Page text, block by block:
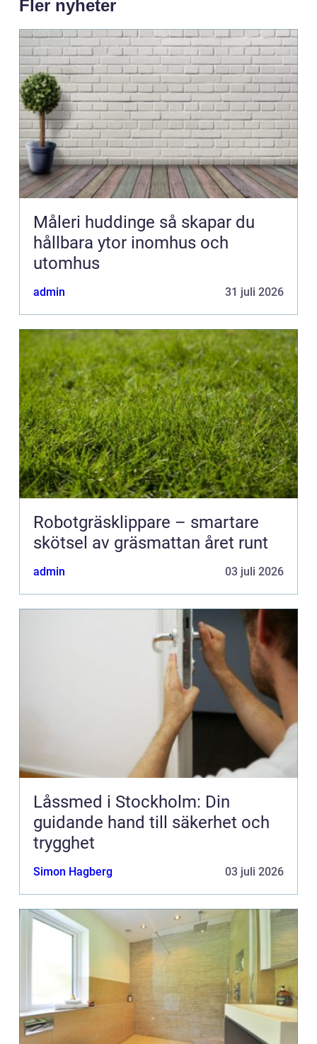
Fler nyheter
Måleri huddinge så skapar du
hållbara ytor inomhus och
utomhus
admin 31 juli 2026
Robotgräsklippare – smartare
skötsel av gräsmattan året runt
admin 03 juli 2026
Låssmed i Stockholm: Din
guidande hand till säkerhet och
trygghet
Simon Hagberg 03 juli 2026